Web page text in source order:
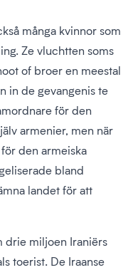
många kvinnor som
Ze vluchtten soms
of broer en meestal
in de gevangenis te
för den
armenier, men när
den armeiska
bland
landet för att
drie miljoen Iraniërs
toerist. De Iraanse